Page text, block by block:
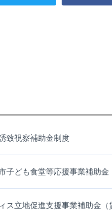
致視察補助金制度
子ども食堂等応援事業補助金
ス立地促進支援事業補助金（